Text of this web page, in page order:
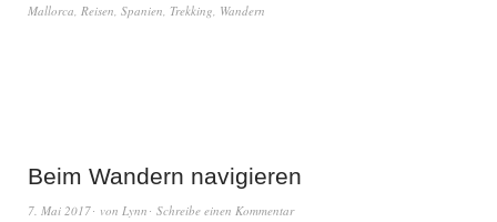
Mallorca, Reisen, Spanien, Trekking, Wandern
Beim Wandern navigieren
7. Mai 2017 von Lynn Schreibe einen Kommentar